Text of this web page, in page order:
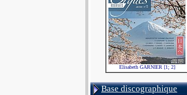
Elisabeth GARNIER [1; 2]
Base discographique